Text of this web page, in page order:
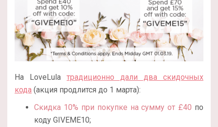
На LoveLula традиционно дали два скидочных
кода (акция продлится до 1 марта):
Скидка 10% при покупке на сумму от £40 по
коду GIVEME10;